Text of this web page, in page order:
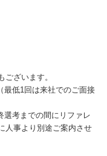
ざいます。
低1回は来社でのご面接
考までの間にリファレ
人事より別途ご案内させ